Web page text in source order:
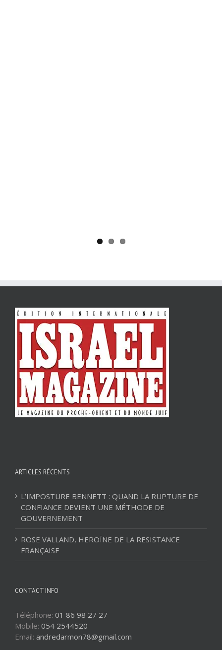
ARTICLES RÉCENTS
L’IMPOSTURE BENNETT : QUAND LA RUPTURE DE
CONFIANCE DEVIENT UNE MÉTHODE DE
GOUVERNEMENT
ROSE VALLAND, HEROÏNE DE LA RESISTANCE
FRANÇAISE
CONTACT INFO
Téléphone: 01 86 98 27 27
Mobile: 054 2544520
Email: andredarmon78@gmail.com